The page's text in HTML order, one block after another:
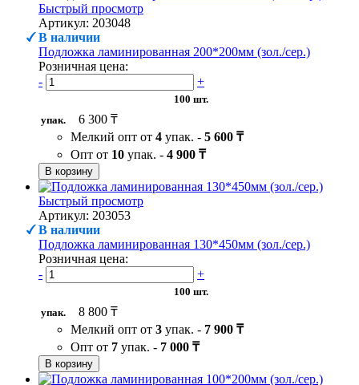
Быстрый просмотр
Артикул: 203048
В наличии
Подложка ламинированная 200*200мм (зол./сер.)
Розничная цена:
-
+
100 шт.
упак.
6 300 ₸
Мелкий опт от 4 упак. - 5 600 ₸
Опт от 10 упак. - 4 900 ₸
В корзину
Быстрый просмотр
Артикул: 203053
В наличии
Подложка ламинированная 130*450мм (зол./сер.)
Розничная цена:
-
+
100 шт.
упак.
8 800 ₸
Мелкий опт от 3 упак. - 7 900 ₸
Опт от 7 упак. - 7 000 ₸
В корзину